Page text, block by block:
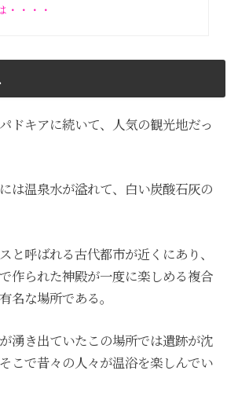
・・・・
ドキアに続いて、人気の観光地だっ
は温泉水が溢れて、白い炭酸石灰の
と呼ばれる古代都市が近くにあり、
作られた神殿が一度に楽しめる複合
名な場所である。
湧き出ていたこの場所では遺跡が沈
こで昔々の人々が温浴を楽しんでい